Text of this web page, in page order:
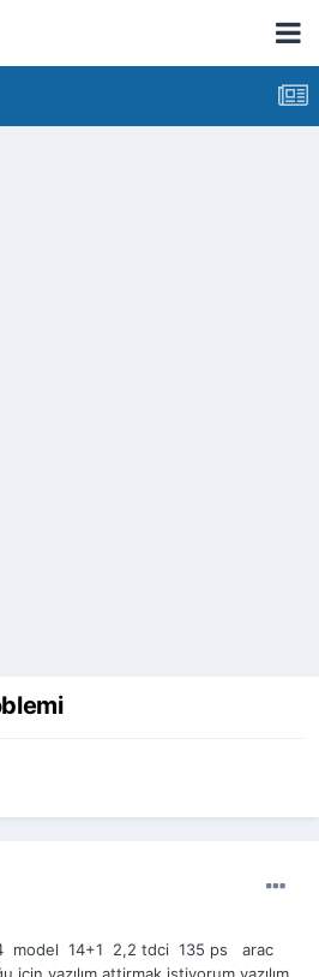
model 14+1 2,2 tdci 135 ps arac